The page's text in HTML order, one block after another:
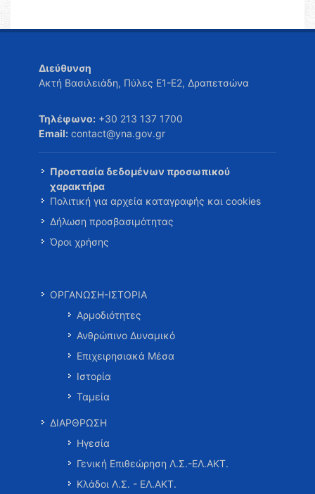
Διεύθυνση
Ακτή Βασιλειάδη, Πύλες Ε1-Ε2, Δραπετσώνα
Τηλέφωνο: +30 213 137 1700
Email: contact@yna.gov.gr
Προστασία δεδομένων προσωπικού
χαρακτήρα
Πολιτική για αρχεία καταγραφής και cookies
Δήλωση προσβασιμότητας
Όροι χρήσης
ΟΡΓΑΝΩΣΗ-ΙΣΤΟΡΙΑ
Αρμοδιότητες
Ανθρώπινο Δυναμικό
Επιχειρησιακά Μέσα
Ιστορία
Ταμεία
ΔΙΑΡΘΡΩΣΗ
Ηγεσία
Γενική Επιθεώρηση Λ.Σ.-ΕΛ.ΑΚΤ.
Κλάδοι Λ.Σ. - ΕΛ.ΑΚΤ.